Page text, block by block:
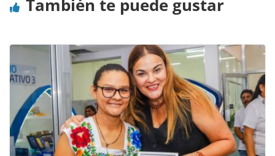
También te puede gustar